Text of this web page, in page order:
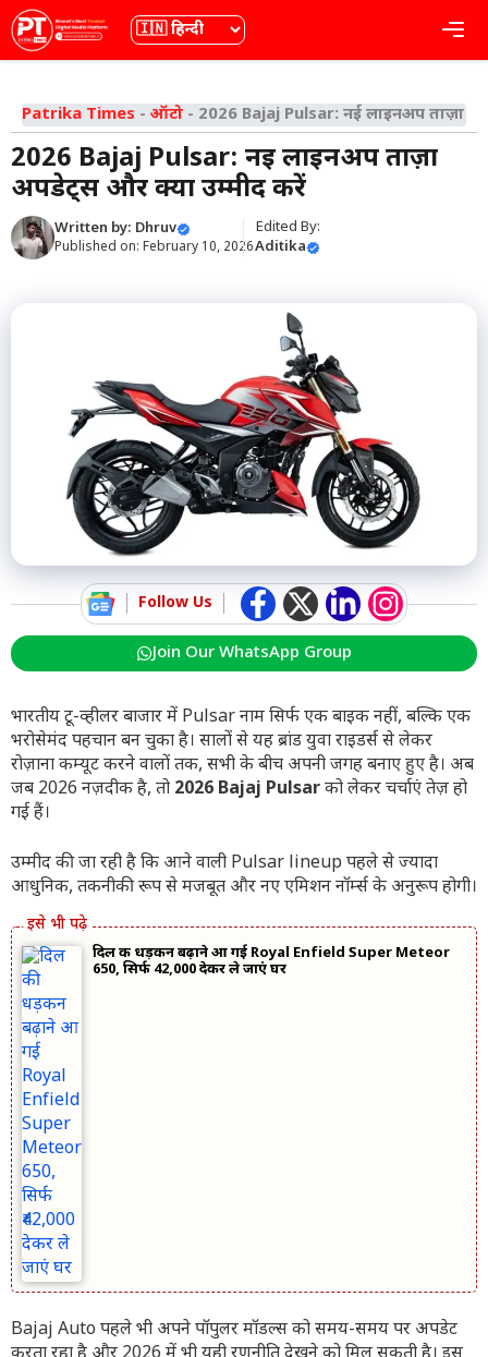
Skip
to
content
भाषा
Patrika Times - ऑटो - 2026 Bajaj Pulsar: नई लाइनअप ताज़ा
2026 Bajaj Pulsar: नई लाइनअप ताज़ा
अपडेट्स और क्या उम्मीद करें
Written by: Dhruv
Published on: February 10, 2026
Edited By:
Aditika
Follow Us
Join Our WhatsApp Group
भारतीय टू-व्हीलर बाजार में Pulsar नाम सिर्फ एक बाइक नहीं, बल्कि एक
भरोसेमंद पहचान बन चुका है। सालों से यह ब्रांड युवा राइडर्स से लेकर
रोज़ाना कम्यूट करने वालों तक, सभी के बीच अपनी जगह बनाए हुए है। अब
जब 2026 नज़दीक है, तो 2026 Bajaj Pulsarको लेकर चर्चाएं तेज़ हो
गई हैं।
उम्मीद की जा रही है कि आने वाली Pulsar lineup पहले से ज्यादा
आधुनिक, तकनीकी रूप से मजबूत और नए एमिशन नॉर्म्स के अनुरूप होगी।
दिल की धड़कन बढ़ाने आ गई Royal Enfield Super Meteor
650, सिर्फ ₹42,000 देकर ले जाएं घर
Bajaj Auto पहले भी अपने पॉपुलर मॉडल्स को समय-समय पर अपडेट